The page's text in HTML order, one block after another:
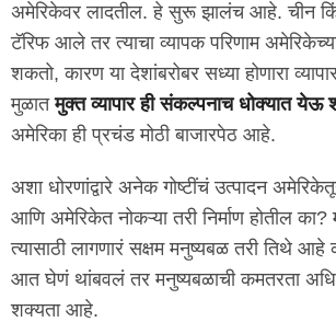
अमेरिकेवर लादतील. हे सुरू झालंच आहे. चीन
टॅरिफ आले तर त्याचा व्यापक परिणाम
शकतो, कारण या देशांबरोबर सध्या होणारा
मुळातमुक्त व्यापार ही संकल्पनाच धोक्यात
अमेरिका ही प्रचंड मोठी बाजारपेठ आहे.
अशा धोरणांद्वारे अनेक गोष्टींचं उत्पादन
आणि अमेरिकेत नोकऱ्या तरी निर्माण होतील का?
त्यासाठी लागणारं सक्षम मनुष्यबळ तरी तिथे
आत घेणं थांबवलं तर मनुष्यबळाची कमतरता
शक्यता आहे.